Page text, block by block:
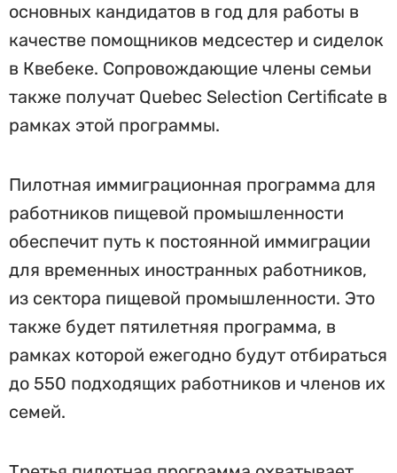
основных кандидатов в год для работы в
качестве помощников медсестер и сиделок
в Квебеке. Сопровождающие члены семьи
также получат Quebec Selection Certificate в
рамках этой программы.
Пилотная иммиграционная программа для
работников пищевой промышленности
обеспечит путь к постоянной иммиграции
для временных иностранных работников,
из сектора пищевой промышленности. Это
также будет пятилетняя программа, в
рамках которой ежегодно будут отбираться
до 550 подходящих работников и членов их
семей.